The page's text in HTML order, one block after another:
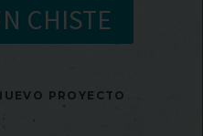
CHISTE
PROYECTO